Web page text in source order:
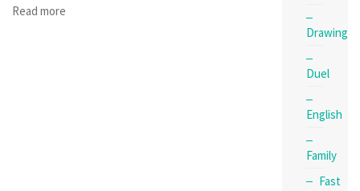
Read more
Drawing
Duel
English
Family
Fast